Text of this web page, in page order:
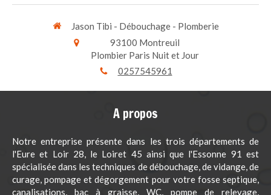
Jason Tibi - Débouchage - Plomberie
93100 Montreuil
Plombier Paris Nuit et Jour
0257545961
A propos
Notre entreprise présente dans les trois départements de
l'Eure et Loir 28, le Loiret 45 ainsi que l'Essonne 91 est
spécialisée dans les techniques de débouchage, de vidange, de
curage, pompage et dégorgement pour votre fosse septique,
canalisations, bac à graisse, WC, pompe de relevage,